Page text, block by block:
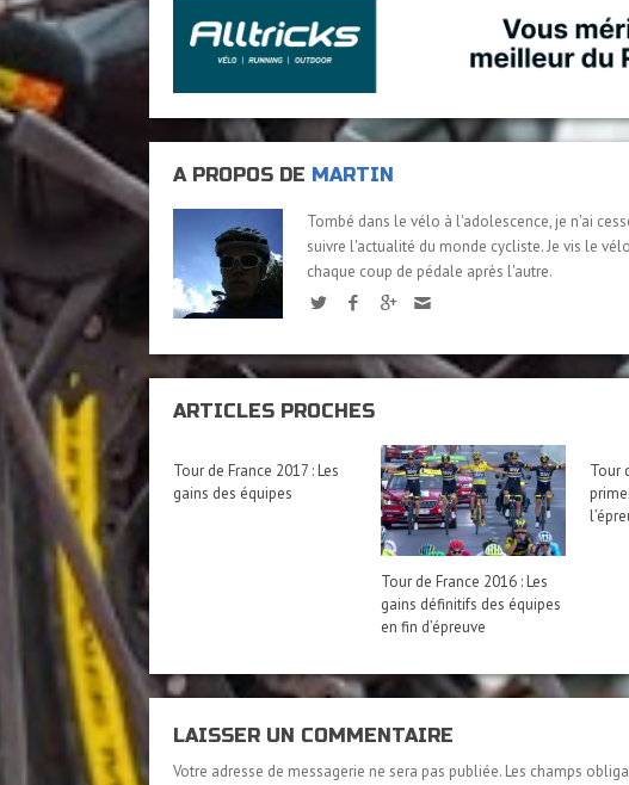
A PROPOS DE MARTIN
Tombé dans le vélo à l'adolescence, je n'ai
suivre l'actualité du monde cycliste. Je vis le
chaque coup de pédale après l'autre.
ARTICLES PROCHES
Tour de France 2017 : Les
gains des équipes
Tour de France 2016 : Les
gains définitifs des équipes
en fin d’épreuve
Tour
LAISSER UN COMMENTAIRE
Votre adresse de messagerie ne sera pas publiée.Les champs